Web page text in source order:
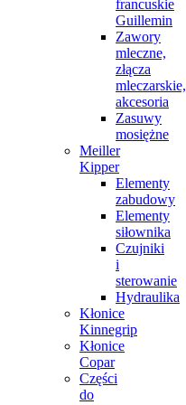
francuskie
Guillemin
Zawory
mleczne,
złącza
mleczarskie,
akcesoria
Zasuwy
mosiężne
Meiller
Kipper
Elementy
zabudowy
Elementy
siłownika
Czujniki
i
sterowanie
Hydraulika
Kłonice
Kinnegrip
Kłonice
Copar
Części
do